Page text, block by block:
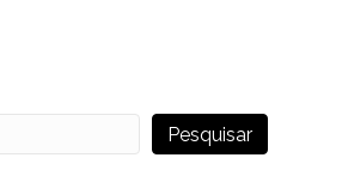
Pesquisar